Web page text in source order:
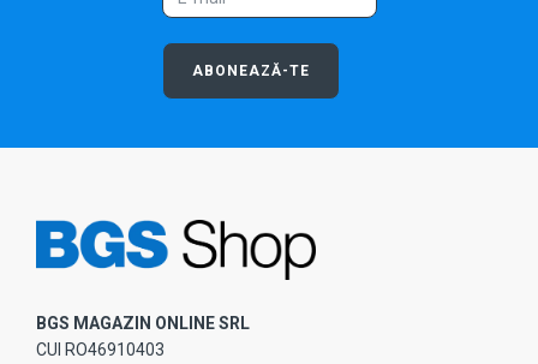
ABONEAZĂ-TE
BGS MAGAZIN ONLINE SRL
CUI RO46910403